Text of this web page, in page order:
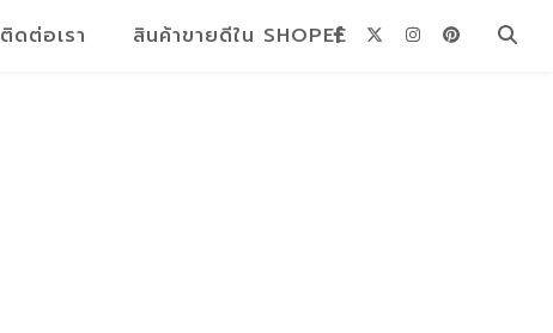
ติดต่อเรา สินค้าขายดีใน SHOPEE